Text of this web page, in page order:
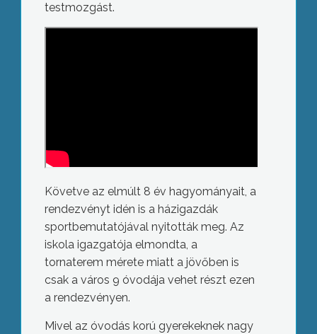
testmozgást.
Követve az elmúlt 8 év hagyományait, a
rendezvényt idén is a házigazdák
sportbemutatójával nyitották meg. Az
iskola igazgatója elmondta, a
tornaterem mérete miatt a jövőben is
csak a város 9 óvodája vehet részt ezen
a rendezvényen.
Mivel az óvodás korú gyerekeknek nagy